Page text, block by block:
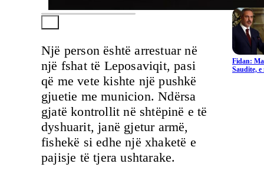
Një person është arrestuar në
një fshat të Leposaviqit, pasi
që me vete kishte një pushkë
gjuetie me municion. Ndërsa
gjatë kontrollit në shtëpinë e të
dyshuarit, janë gjetur armë,
fishekë si edhe një xhaketë e
pajisje të tjera ushtarake.
Fidan:
Saudite,